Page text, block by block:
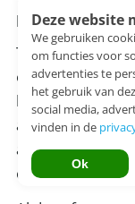
producten.
Tot slot is
ook een
bieden
affiliates, terwijl
optimaliseren
Deze website
We gebruiken
om functies voor
advertenties te
het gebruik van
social media,
vinden in de
Ok